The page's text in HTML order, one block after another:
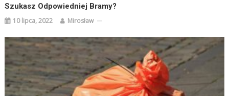
Szukasz Odpowiedniej Bramy?
10 lipca, 2022 Mirosław